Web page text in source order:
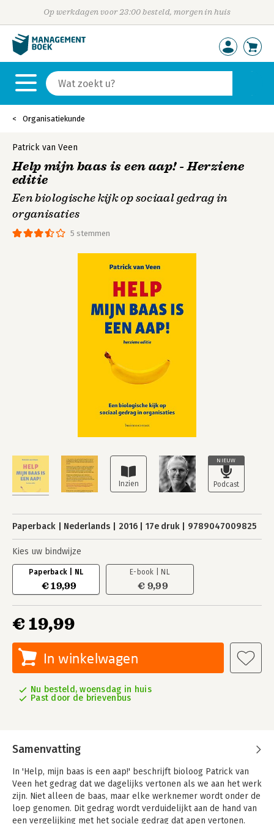
Op werkdagen voor 23:00 besteld, morgen in huis
Organisatiekunde
NIEUW
5 stemmen
Patrick van Veen
Help mijn baas is een aap! - Herziene
editie
Een biologische kijk op sociaal gedrag in
organisaties
Paperback Nederlands 2016 17e druk 9789047009825
Kies uw bindwijze
Paperback | NL
€ 19,99
E-book | NL
€ 9,99
€ 19,99
In winkelwagen
Nu besteld, woensdag in huis
Past door de brievenbus
Samenvatting
In 'Help, mijn baas is een aap!' beschrijft bioloog Patrick van
Veen het gedrag dat we dagelijks vertonen als we aan het werk
zijn. Niet alleen de baas, maar elke werknemer wordt onder de
loep genomen. Dit gedrag wordt verduidelijkt aan de hand van
een vergelijking met het sociale gedrag dat apen vertonen.